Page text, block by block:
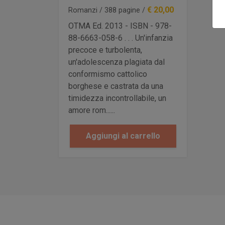
Romanzi / 388 pagine /€ 20,00
OTMA Ed. 2013 - ISBN - 978-
88-6663-058-6 . . . Un'infanzia
precoce e turbolenta,
un'adolescenza plagiata dal
conformismo cattolico
borghese e castrata da una
timidezza incontrollabile, un
amore rom......
Aggiungi al carrello